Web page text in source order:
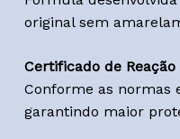
original sem
Certificado de Reação
Conforme as normas
garantindo maior